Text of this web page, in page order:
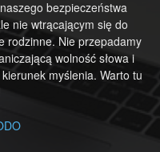
bezpieczeństwa
nie wtrącającym się do
rodzinne. Nie przepadamy
wolność słowa i
myślenia. Warto tu